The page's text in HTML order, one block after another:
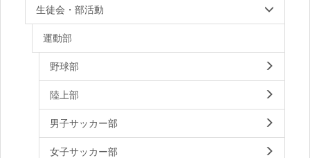
生徒会・部活動
運動部
野球部
陸上部
男子サッカー部
女子サッカー部